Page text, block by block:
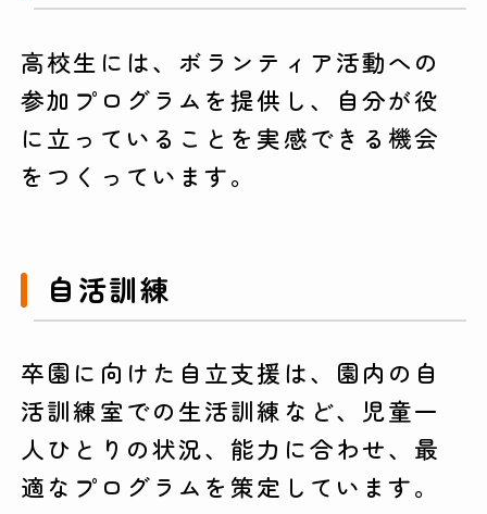
高校生には、ボランティア活動への
参加プログラムを提供し、自分が役
に立っていることを実感できる機会
をつくっています。
自活訓練
卒園に向けた自立支援は、園内の自
活訓練室での生活訓練など、児童一
人ひとりの状況、能力に合わせ、最
適なプログラムを策定しています。